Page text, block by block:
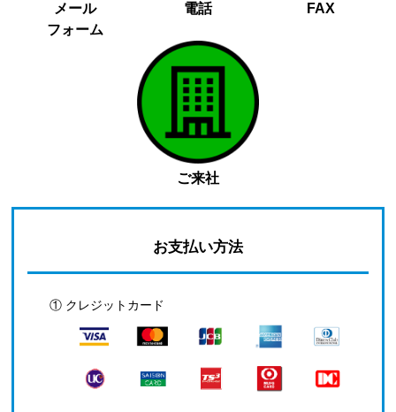
メール
フォーム
電話 FAX
ご来社
お支払い方法
① クレジットカード